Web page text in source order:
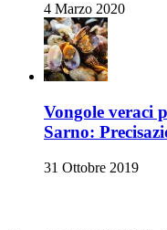
4 Marzo 2020
Vongole veraci
Sarno:
31 Ottobre 2019